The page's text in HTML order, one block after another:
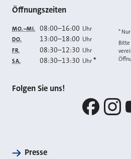
Öffnungszeiten
MO.–MI. 08:00–16:00 Uhr
DO. 13:00–18:00 Uhr
FR. 08:30–12:30 Uhr
SA. 08:30–13:30 Uhr *
*
Bitte
Folgen Sie uns!
Presse